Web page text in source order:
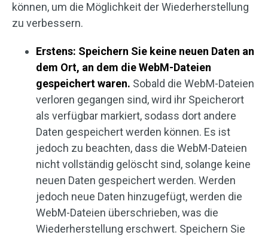
können, um die Möglichkeit der Wiederherstellung
zu verbessern.
Erstens: Speichern Sie keine neuen Daten an
dem Ort, an dem die WebM-Dateien
gespeichert waren. Sobald die WebM-Dateien
verloren gegangen sind, wird ihr Speicherort
als verfügbar markiert, sodass dort andere
Daten gespeichert werden können. Es ist
jedoch zu beachten, dass die WebM-Dateien
nicht vollständig gelöscht sind, solange keine
neuen Daten gespeichert werden. Werden
jedoch neue Daten hinzugefügt, werden die
WebM-Dateien überschrieben, was die
Wiederherstellung erschwert. Speichern Sie